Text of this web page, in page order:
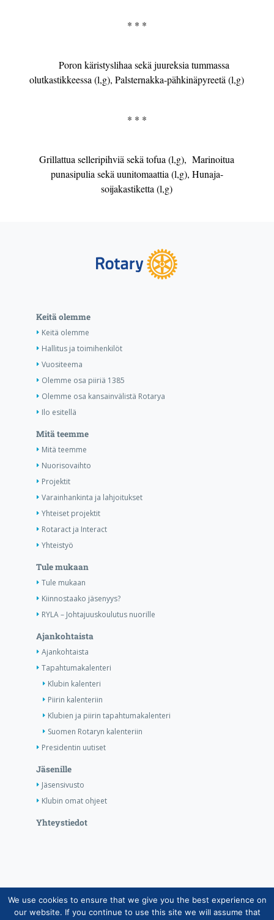
* * *
Poron käristyslihaa sekä juureksia tummassa
olutkastikkeessa (l,g), Palsternakka-pähkinäpyreetä (l,g)
* * *
Grillattua selleripihviä sekä tofua (l,g), Marinoitua
punasipulia sekä uunitomaattia (l,g), Hunaja-
soijakastiketta (l,g)
Keitä olemme
Keitä olemme
Hallitus ja toimihenkilöt
Vuositeema
Olemme osa piiriä 1385
Olemme osa kansainvälistä Rotarya
Ilo esitellä
Mitä teemme
Mitä teemme
Nuorisovaihto
Projektit
Varainhankinta ja lahjoitukset
Yhteiset projektit
Rotaract ja Interact
Yhteistyö
Tule mukaan
Tule mukaan
Kiinnostaako jäsenyys?
RYLA – Johtajuuskoulutus nuorille
Ajankohtaista
Ajankohtaista
Tapahtumakalenteri
Klubin kalenteri
Piirin kalenteriin
Klubien ja piirin tapahtumakalenteri
Suomen Rotaryn kalenteriin
Presidentin uutiset
Jäsenille
Jäsensivusto
Klubin omat ohjeet
Yhteystiedot
Copyright © Suomen Rotarypalvelu ry 2026 |
Jäsentietojärjestelmän tietosuojaseloste| Henkilötietojen
We use cookies to ensure that we give you the best experience on
our website. If you continue to use this site we will assume that